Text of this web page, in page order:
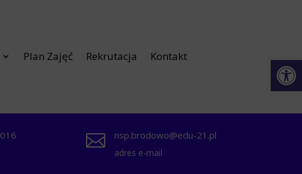
Plan Zajęć Rekrutacja Kontakt
 nsp.brodowo@edu-21.pl
adres e-mail